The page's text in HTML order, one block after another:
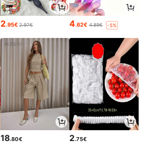
2.95€ 2.97€ 4.62€ 4.89€ -5%
18.80€ 2.75€